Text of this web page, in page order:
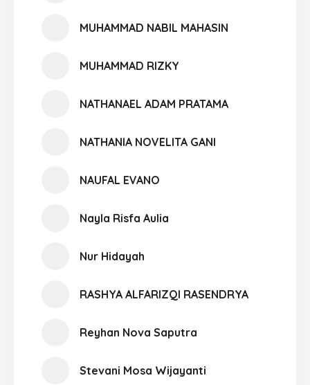
MUHAMMAD NABIL MAHASIN
MUHAMMAD RIZKY
NATHANAEL ADAM PRATAMA
NATHANIA NOVELITA GANI
NAUFAL EVANO
Nayla Risfa Aulia
Nur Hidayah
RASHYA ALFARIZQI RASENDRYA
Reyhan Nova Saputra
Stevani Mosa Wijayanti